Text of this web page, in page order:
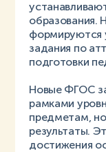
образования.
формируются
задания по
подготовки
Новые ФГОС
рамками
предметам,
результаты.
достижения